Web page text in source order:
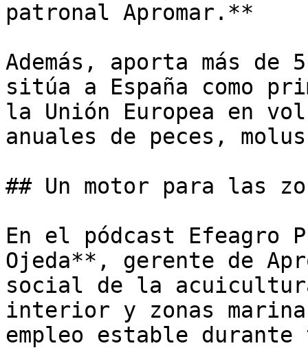
patronal Apromar.**
Además, aporta más de
sitúa a España como
la Unión Europea en
anuales de peces,
## Un motor para las
En el pódcast Efeagro
Ojeda**, gerente de
social de la
interior y zonas
empleo estable